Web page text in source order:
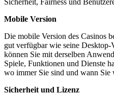
Sicherheit, Fairness und
Mobile Version
Die mobile Version des Casinos
gut verfügbar wie seine
können Sie mit derselben
Spiele, Funktionen und Dienste
wo immer Sie sind und wann Sie
Sicherheit und Lizenz